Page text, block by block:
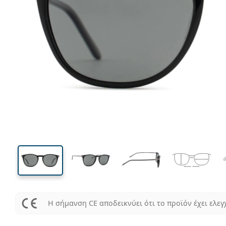
42 mm
Ύψος φακού
52 mm
Μήκος φακού
Η σήμανση CE αποδεικνύει ότι το προϊόν έχει